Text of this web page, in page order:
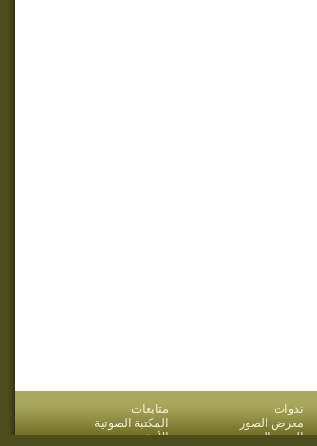
ندوات
متابعات
معرض الصور
المكتبة الصوتية
البحث المتقدم الأرشيف